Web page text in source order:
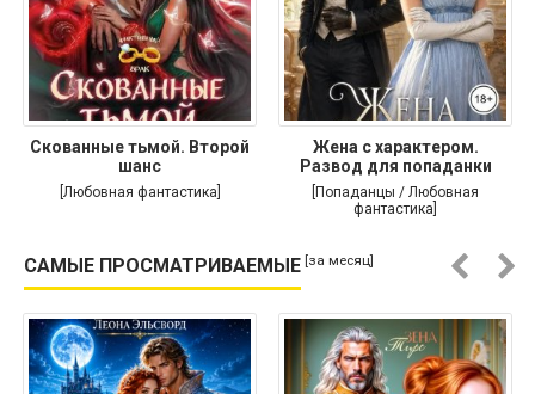
Скованные тьмой. Второй
шанс
[Любовная фантастика]
Жена с характером.
Развод для попаданки
[Попаданцы / Любовная
фантастика]
САМЫЕ ПРОСМАТРИВАЕМЫЕ [за месяц]